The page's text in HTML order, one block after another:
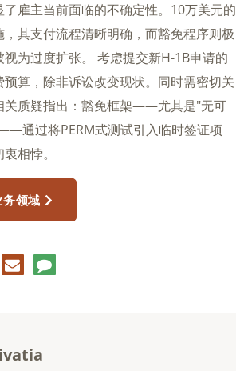
雇主当前面临的不确定性。10万美元的
其支付流程清晰明确，而豁免程序则极
为过度扩张。 考虑提交新H-1B申请的
预算，除非诉讼改变现状。同时需密切关
关质疑指出：豁免框架——尤其是"无可
通过将PERM式测试引入临时签证项
相悖。
领域
电
子
评
论